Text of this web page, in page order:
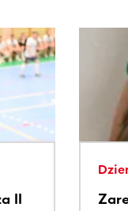
poziomie. Użyj
II